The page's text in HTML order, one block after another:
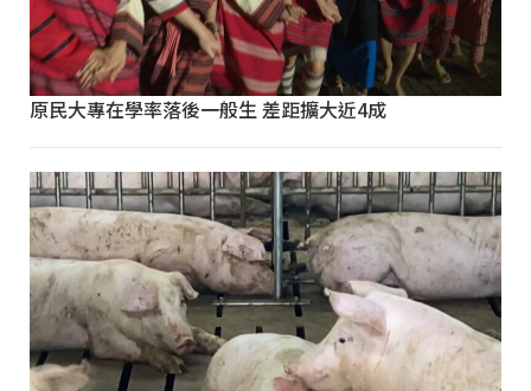
原民大專在學率落後一般生 差距擴大近4成